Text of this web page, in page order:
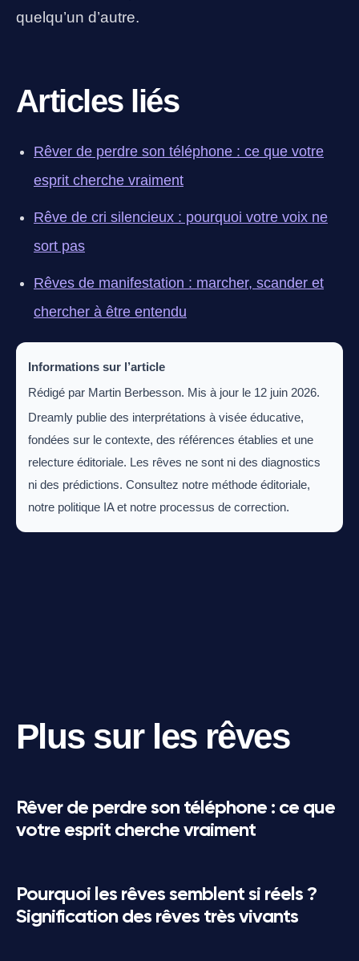
quelqu’un d’autre.
Articles liés
Rêver de perdre son téléphone : ce que votre
esprit cherche vraiment
Rêve de cri silencieux : pourquoi votre voix ne
sort pas
Rêves de manifestation : marcher, scander et
chercher à être entendu
Informations sur l’article
Rédigé par Martin Berbesson. Mis à jour le 12 juin 2026.
Dreamly publie des interprétations à visée éducative,
fondées sur le contexte, des références établies et une
relecture éditoriale. Les rêves ne sont ni des diagnostics
ni des prédictions. Consultez notre méthode éditoriale,
notre politique IA et notre processus de correction.
Plus sur les rêves
Rêver de perdre son téléphone : ce que
votre esprit cherche vraiment
Pourquoi les rêves semblent si réels ?
Signification des rêves très vivants